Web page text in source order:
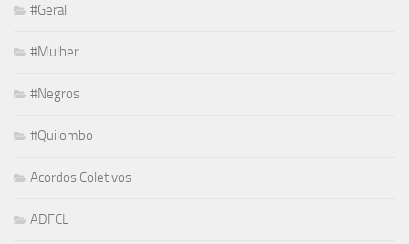
#Geral
#Mulher
#Negros
#Quilombo
Acordos Coletivos
ADFCL